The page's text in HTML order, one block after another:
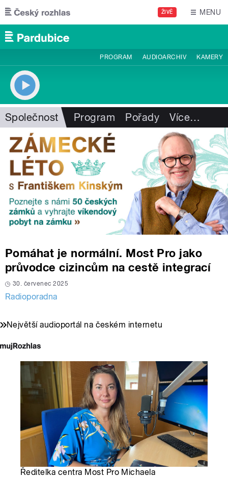
Přejít k hlavnímu obsahu
ŽIVĚ MENU
PROGRAM AUDIOARCHIV KAMERY
Společnost Program Pořady Více…
Pomáhat je normální. Most Pro jako
průvodce cizincům na cestě integrací
30. červenec 2025
Radioporadna
Největší audioportál na českém internetu
Ředitelka centra Most Pro Michaela